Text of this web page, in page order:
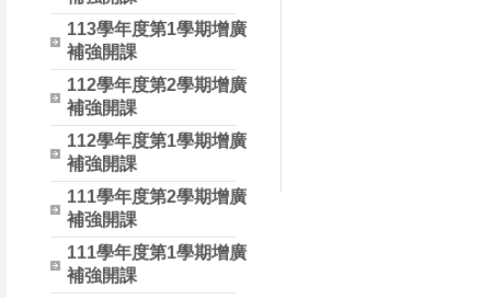
113學年度第1學期增廣
補強開課
112學年度第2學期增廣
補強開課
112學年度第1學期增廣
補強開課
111學年度第2學期增廣
補強開課
111學年度第1學期增廣
補強開課